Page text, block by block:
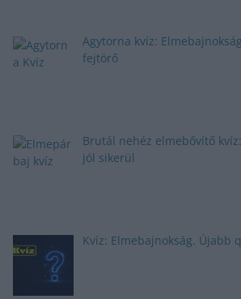
Agytorna kvíz:
fejtörő
Brutál nehéz elmebővítő
jól sikerül
Kvíz: Elmebajnokság. Újabb